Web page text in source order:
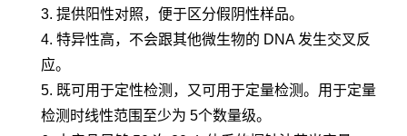
3. 提供阳性对照，便于区分假阴性样品。
4. 特异性高，不会跟其他微生物的 DNA 发生交叉反
应。
5. 既可用于定性检测，又可用于定量检测。用于定量
检测时线性范围至少为 5个数量级。